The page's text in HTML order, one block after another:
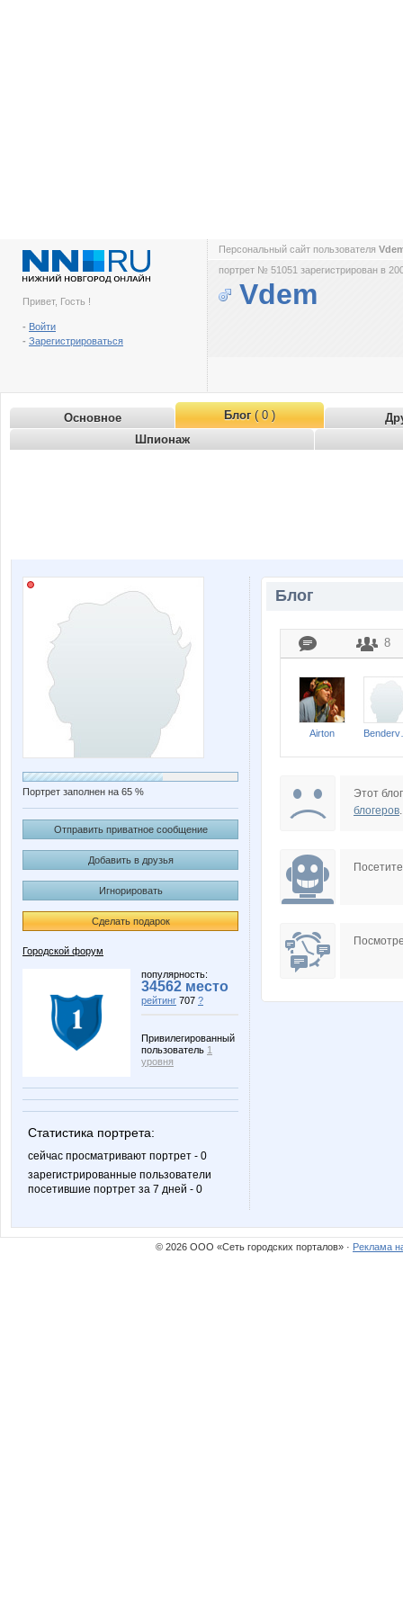
Привет, Гость !
- Войти
- Зарегистрироваться
Персональный сайт пользователя
портрет № 51051 зарегистрирован в
Vdem
Основное Блог( 0 )
Шпионаж
Портрет заполнен на 65 %
Отправить приватное сообщение
Добавить в друзья
Игнорировать
Сделать подарок
Городской форум
популярность:
34562 место
рейтинг 707 ?
Привилегированный
пользователь 1
уровня
Статистика портрета:
сейчас просматривают портрет - 0
зарегистрированные пользователи
посетившие портрет за 7 дней - 0
Блог
8
Airton
Этот
блогеров.
© 2026 ООО «Сеть городских порталов» · Реклама